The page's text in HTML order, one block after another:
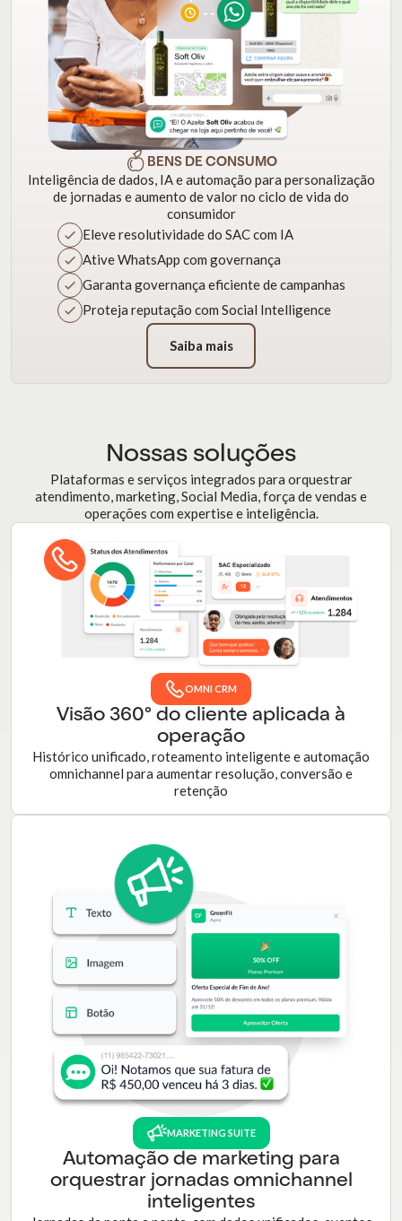
BENS DE CONSUMO
Inteligência de dados, IA e automação para personalização
de jornadas e aumento de valor no ciclo de vida do
consumidor
Eleve resolutividade do SAC com IA
Ative WhatsApp com governança
Garanta governança eficiente de campanhas
Proteja reputação com Social Intelligence
Saiba mais
Nossas soluções
Plataformas e serviços integrados para orquestrar
atendimento, marketing, Social Media, força de vendas e
operações com expertise e inteligência.
OMNI CRM
Visão 360° do cliente aplicada à
operação
Histórico unificado, roteamento inteligente e automação
omnichannel para aumentar resolução, conversão e
retenção
MARKETING SUITE
Automação de marketing para
orquestrar jornadas omnichannel
inteligentes